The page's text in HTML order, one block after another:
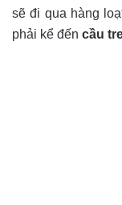
sẽ đi qua hàng
phải kể đến cầu